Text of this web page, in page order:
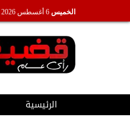
الخميس
الرئيسية